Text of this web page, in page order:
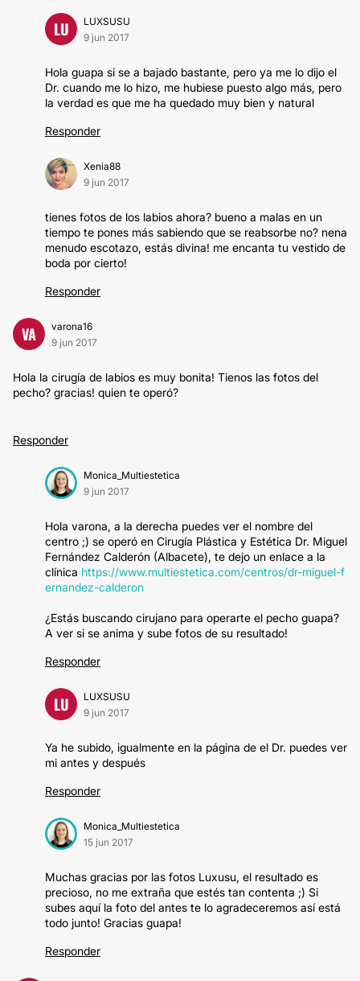
LU
LUXSUSU
9 jun 2017
Hola guapa si se a bajado bastante, pero ya me lo dijo el
Dr. cuando me lo hizo, me hubiese puesto algo más, pero
la verdad es que me ha quedado muy bien y natural
Responder
Xenia88
9 jun 2017
tienes fotos de los labios ahora? bueno a malas en un
tiempo te pones más sabiendo que se reabsorbe no? nena
menudo escotazo, estás divina! me encanta tu vestido de
boda por cierto!
Responder
VA
varona16
9 jun 2017
Hola la cirugía de labios es muy bonita! Tienos las fotos del
pecho? gracias! quien te operó?
Responder
Monica_Multiestetica
9 jun 2017
Hola varona, a la derecha puedes ver el nombre del
centro ;) se operó en Cirugía Plástica y Estética Dr. Miguel
Fernández Calderón (Albacete), te dejo un enlace a la
clínica https://www.multiestetica.com/centros/dr-miguel-f
ernandez-calderon
¿Estás buscando cirujano para operarte el pecho guapa?
A ver si se anima y sube fotos de su resultado!
Responder
LU
LUXSUSU
9 jun 2017
Ya he subido, igualmente en la página de el Dr. puedes ver
mi antes y después
Responder
Monica_Multiestetica
15 jun 2017
Muchas gracias por las fotos Luxusu, el resultado es
precioso, no me extraña que estés tan contenta ;) Si
subes aquí la foto del antes te lo agradeceremos así está
todo junto! Gracias guapa!
Responder